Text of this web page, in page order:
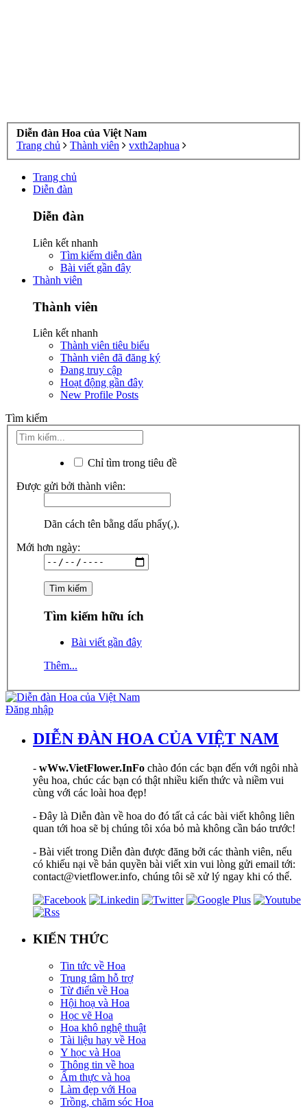
Diễn đàn Hoa của Việt Nam
Trang chủ
Thành viên vxth2aphua
Trang chủ
Diễn đàn
Diễn đàn
Liên kết nhanh
Tìm kiếm diễn đàn
Bài viết gần đây
Thành viên
Thành viên
Liên kết nhanh
Thành viên tiêu biểu
Thành viên đã đăng ký
Đang truy cập
Hoạt động gần đây
New Profile Posts
Tìm kiếm
Chỉ tìm trong tiêu đề
Được gửi bởi thành viên:
Dãn cách tên bằng dấu phẩy(,).
Mới hơn ngày:
Tìm kiếm hữu ích
Bài viết gần đây
Thêm...
Đăng nhập
DIỄN ĐÀN HOA CỦA VIỆT NAM
- wWw.VietFlower.InFo chào đón các bạn đến với ngôi nhà
yêu hoa, chúc các bạn có thật nhiều kiến thức và niềm vui
cùng với các loài hoa đẹp!
- Đây là Diễn đàn về hoa do đó tất cả các bài viết không liên
quan tới hoa sẽ bị chúng tôi xóa bỏ mà không cần báo trước!
- Bài viết trong Diễn đàn được đăng bởi các thành viên, nếu
có khiếu nại về bản quyền bài viết xin vui lòng gửi email tới:
contact@vietflower.info, chúng tôi sẽ xử lý ngay khi có thể.
KIẾN THỨC
Tin tức về Hoa
Trung tâm hỗ trợ
Từ điển về Hoa
Hội hoạ và Hoa
Học vẽ Hoa
Hoa khô nghệ thuật
Tài liệu hay về Hoa
Y học và Hoa
Thông tin về hoa
Ẩm thực và hoa
Làm đẹp với Hoa
Trồng, chăm sóc Hoa